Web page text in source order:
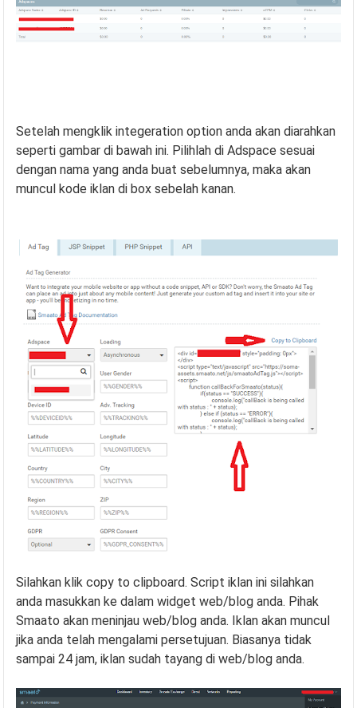
Setelah mengklik integeration option anda akan diarahkan
seperti gambar di bawah ini. Pilihlah di Adspace sesuai
dengan nama yang anda buat sebelumnya, maka akan
muncul kode iklan di box sebelah kanan.
Silahkan klik copy to clipboard. Script iklan ini silahkan
anda masukkan ke dalam widget web/blog anda. Pihak
Smaato akan meninjau web/blog anda. Iklan akan muncul
jika anda telah mengalami persetujuan. Biasanya tidak
sampai 24 jam, iklan sudah tayang di web/blog anda.